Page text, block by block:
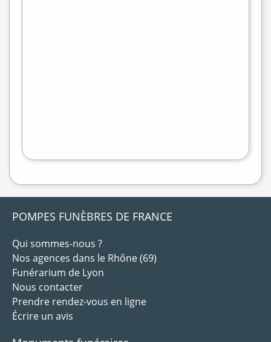
POMPES FUNÈBRES DE FRANCE
Qui sommes-nous ?
Nos agences dans le Rhône (69)
Funérarium de Lyon
Nous contacter
Prendre rendez-vous en ligne
Écrire un avis